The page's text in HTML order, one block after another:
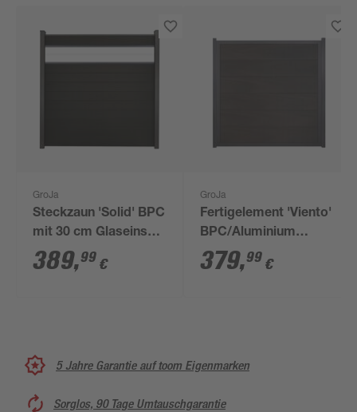
GroJa
Steckzaun 'Solid' BPC
mit 30 cm Glaseinsatz
schwarz 180 x 180 cm
389,99 €
GroJa
Fertigelement 'Viento'
BPC/Aluminium
quadratisch
Walnussfarben/anthrazit
379,99 €
5 Jahre Garantie auf toom Eigenmarken
Sorglos, 90 Tage Umtauschgarantie